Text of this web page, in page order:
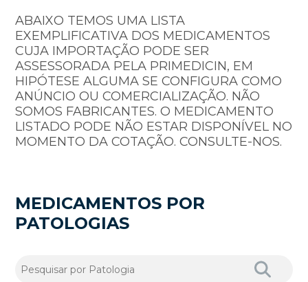
ABAIXO TEMOS UMA LISTA
EXEMPLIFICATIVA DOS MEDICAMENTOS
CUJA IMPORTAÇÃO PODE SER
ASSESSORADA PELA PRIMEDICIN, EM
HIPÓTESE ALGUMA SE CONFIGURA COMO
ANÚNCIO OU COMERCIALIZAÇÃO. NÃO
SOMOS FABRICANTES. O MEDICAMENTO
LISTADO PODE NÃO ESTAR DISPONÍVEL NO
MOMENTO DA COTAÇÃO. CONSULTE-NOS.
MEDICAMENTOS POR
PATOLOGIAS